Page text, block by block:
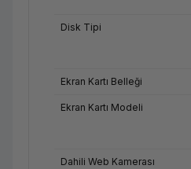
Disk Tipi
Ekran Kartı Belleği
Ekran Kartı Modeli
Dahili Web Kamerası